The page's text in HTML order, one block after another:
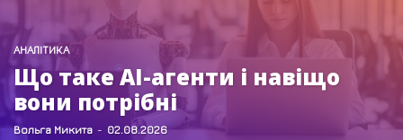
АНАЛІТИКА
Що таке AI-агенти і навіщо
вони потрібні
Вольга Микита - 02.08.2026